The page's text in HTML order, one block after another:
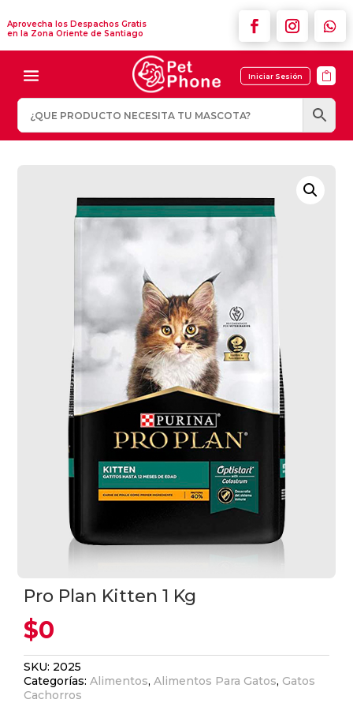
Aprovecha los Despachos Gratis
en la Zona Oriente de Santiago
Iniciar Sesión 
Pro Plan Kitten 1 Kg
$0
SKU: 2025
Categorías:Alimentos,Alimentos Para Gatos, Gatos
Cachorros